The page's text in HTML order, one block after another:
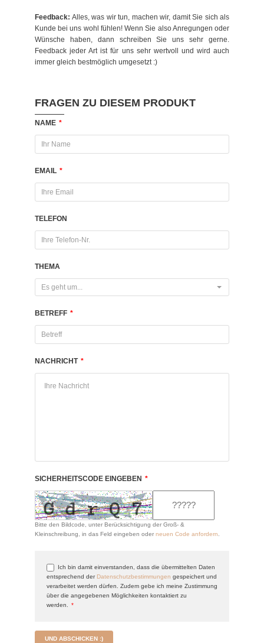
FRAGEN ZU DIESEM PRODUKT
NAME *
EMAIL *
TELEFON
THEMA
Es geht um...
BETREFF *
NACHRICHT *
SICHERHEITSCODE EINGEBEN *
Bitte den Bildcode, unter Berücksichtigung der Groß- &
Kleinschreibung, in das Feld eingeben oder neuen Code anfordern
Ich bin damit einverstanden, dass die übermittelten Daten
entsprechend der Datenschutzbestimmungen gespeichert und
verarbeitet werden dürfen. Zudem gebe ich meine Zustimmung
über die angegebenen Möglichkeiten kontaktiert zu
werden.
*
UND ABSCHICKEN :)
Feedback: Alles, was wir tun, machen wir, damit Sie sich als
Kunde bei uns wohl fühlen! Wenn Sie also Anregungen oder
Wünsche haben, dann schreiben Sie uns sehr gerne.
Feedback jeder Art ist für uns sehr wertvoll und wird auch
immer gleich bestmöglich umgesetzt :)